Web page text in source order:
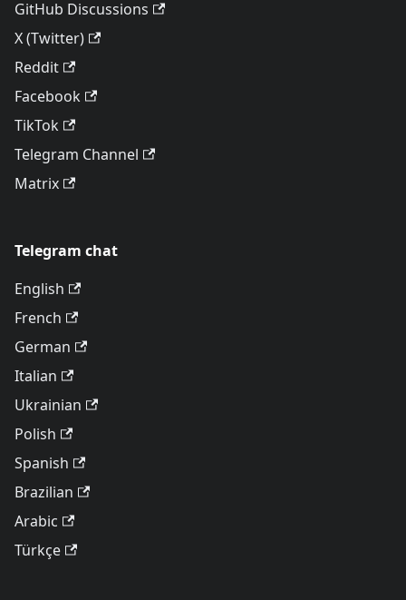
GitHub Discussions
X (Twitter)
Reddit
Facebook
TikTok
Telegram Channel
Matrix
Telegram chat
English
French
German
Italian
Ukrainian
Polish
Spanish
Brazilian
Arabic
Türkçe